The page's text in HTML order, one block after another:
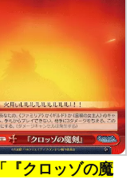
『クロッゾの魔